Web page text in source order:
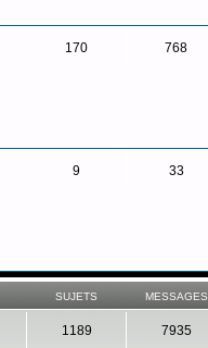
170 768
9 33
SUJETS MESSAGES
1189 7935